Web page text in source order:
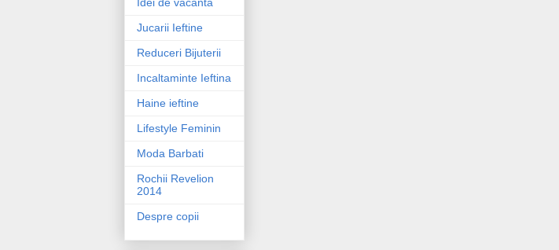
Jucarii Ieftine
Reduceri Bijuterii
Incaltaminte Ieftina
Haine ieftine
Lifestyle Feminin
Moda Barbati
Rochii Revelion
2014
Despre copii